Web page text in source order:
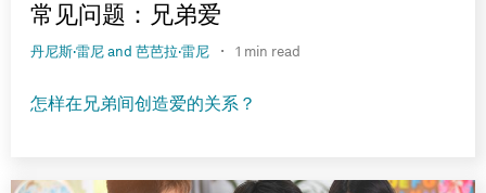
常见问题：兄弟爱
丹尼斯·雷尼 and 芭芭拉·雷尼 · 1 min read
怎样在兄弟间创造爱的关系？